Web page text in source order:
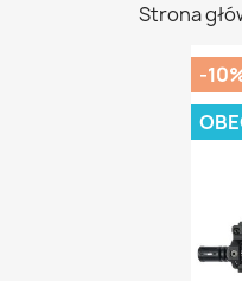
Strona
-